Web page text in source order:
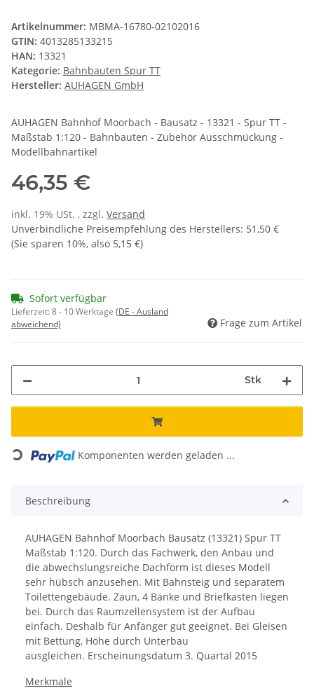
Artikelnummer: MBMA-16780-02102016
GTIN: 4013285133215
HAN: 13321
Kategorie: Bahnbauten Spur TT
Hersteller: AUHAGEN GmbH
AUHAGEN Bahnhof Moorbach - Bausatz - 13321 - Spur TT -
Maßstab 1:120 - Bahnbauten - Zubehör Ausschmückung -
Modellbahnartikel
46,35 €
inkl. 19% USt. , zzgl. Versand
Unverbindliche Preisempfehlung des Herstellers: 51,50 €
(Sie sparen 10%, also 5,15 €)
Sofort verfügbar
Lieferzeit:8 - 10 Werktage (DE - Ausland
abweichend)
Frage zum Artikel
Stk
Loading... Komponenten werden geladen ...
Beschreibung
AUHAGEN Bahnhof Moorbach Bausatz (13321) Spur TT
Maßstab 1:120. Durch das Fachwerk, den Anbau und
die abwechslungsreiche Dachform ist dieses Modell
sehr hübsch anzusehen. Mit Bahnsteig und separatem
Toilettengebäude. Zaun, 4 Bänke und Briefkasten liegen
bei. Durch das Raumzellensystem ist der Aufbau
einfach. Deshalb für Anfänger gut geeignet. Bei Gleisen
mit Bettung, Höhe durch Unterbau
ausgleichen. Erscheinungsdatum 3. Quartal 2015
Merkmale